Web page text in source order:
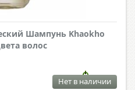
Шампунь Khaokho
волос
Нет в наличии